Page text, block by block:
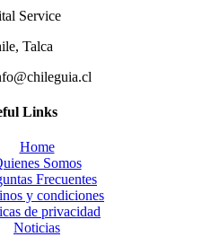
Service
Talca
Links
Home
Somos
Frecuentes
y condiciones
de privacidad
Noticias